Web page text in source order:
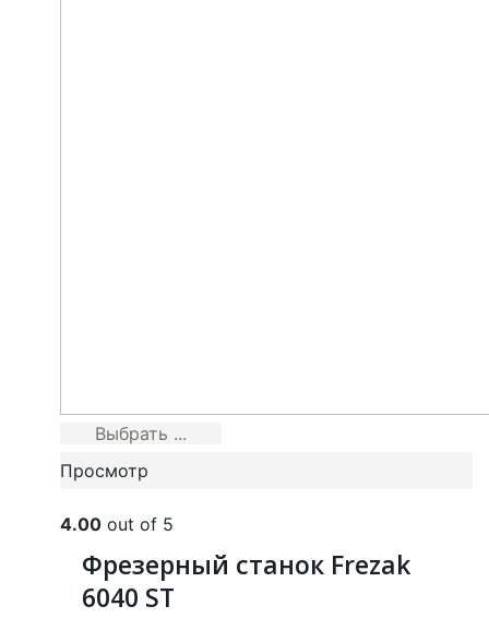
Выбрать ...
Просмотр
4.00 out of 5
Фрезерный станок Frezak
6040 ST